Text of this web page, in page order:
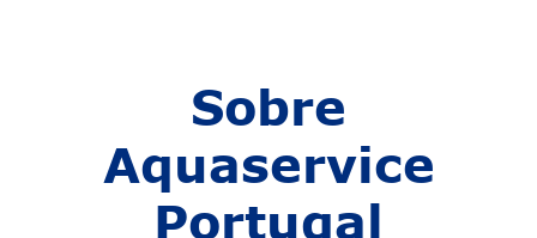
Sobre
Aquaservice
Portugal